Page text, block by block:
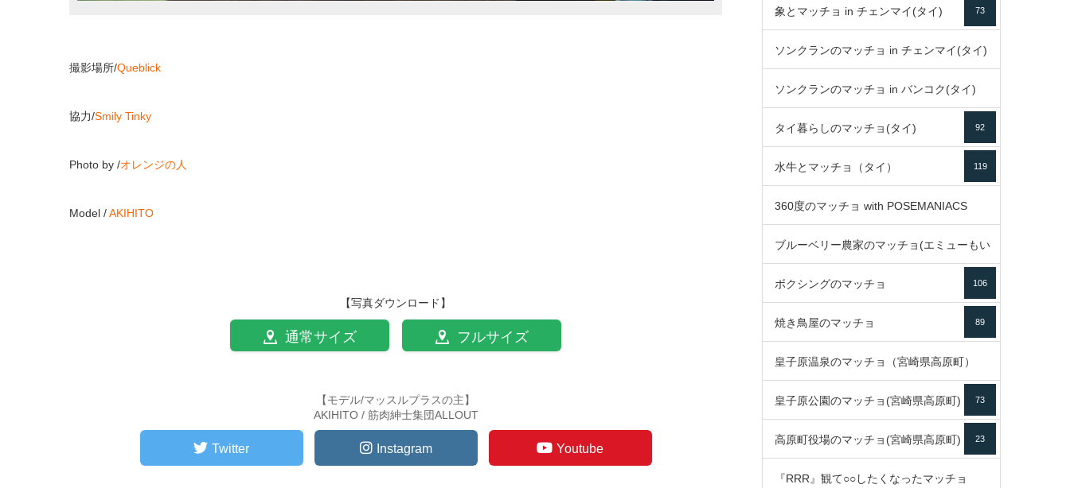
撮影場所/Queblick
協力/Smily Tinky
Photo by /オレンジの人
Model /AKIHITO
【写真ダウンロード】
通常サイズ フルサイズ
【モデル/マッスルプラスの主】
AKIHITO / 筋肉紳士集団ALLOUT
Twitter Instagram Youtube
79
象とマッチョ in チェンマイ(タイ) 73
ソンクランのマッチョ in チェンマイ(タイ)
ソンクランのマッチョ in バンコク(タイ)
85
タイ暮らしのマッチョ(タイ) 92
水牛とマッチョ（タイ） 119
360度のマッチョ with POSEMANIACS
49
ブルーベリー農家のマッチョ(エミューもい
るよ) 72
ボクシングのマッチョ 106
焼き鳥屋のマッチョ 89
皇子原温泉のマッチョ（宮崎県高原町）
133
皇子原公園のマッチョ(宮崎県高原町) 73
高原町役場のマッチョ(宮崎県高原町) 23
『RRR』観て○○したくなったマッチョ